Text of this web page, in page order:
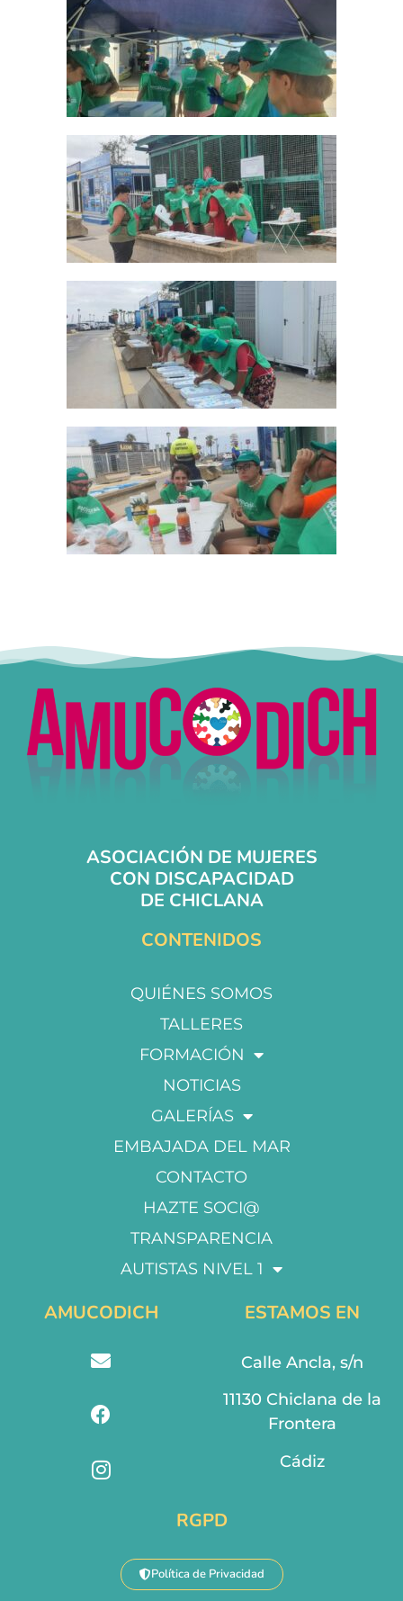
ASOCIACIÓN DE MUJERES
CON DISCAPACIDAD
DE CHICLANA
CONTENIDOS
QUIÉNES SOMOS
TALLERES
FORMACIÓN
NOTICIAS
GALERÍAS
EMBAJADA DEL MAR
CONTACTO
HAZTE SOCI@
TRANSPARENCIA
AUTISTAS NIVEL 1
AMUCODICH ESTAMOS EN
Calle Ancla, s/n
11130 Chiclana de la
Frontera
Cádiz
RGPD
Política de Privacidad